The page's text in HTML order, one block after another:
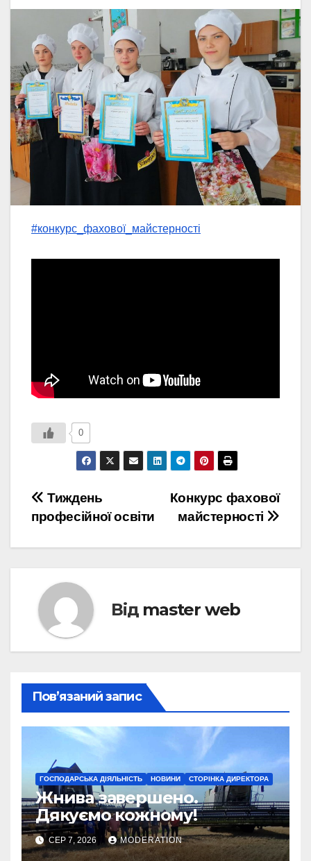
#конкурс_фахової_майстерності
0
Навігація
записів
Конкурс фахової
майстерності
Тиждень
професійної освіти
Від master web
Пов’язаний запис
ГОСПОДАРСЬКА ДІЯЛЬНІСТЬ НОВИНИ СТОРІНКА ДИРЕКТОРА
Жнива завершено.
Дякуємо кожному!
СЕР 7, 2026 MODERATION